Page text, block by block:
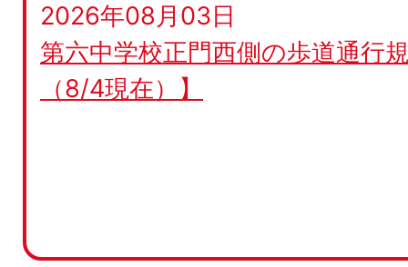
2026年08月03日
第六中学校正門西側の歩道通行
（8/4現在）】